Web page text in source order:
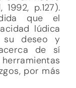
p.127).
que el
lúdica
su deseo y
de sí
por más